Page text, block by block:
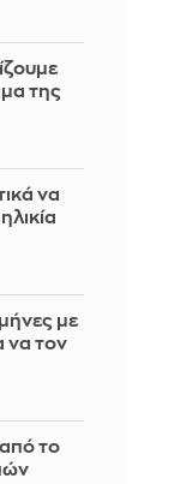
της
να
με
να τον
το